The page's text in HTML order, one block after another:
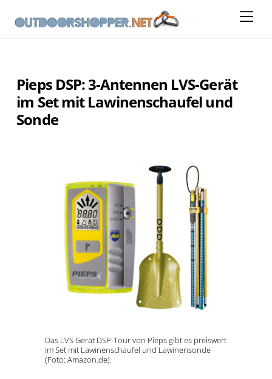
content
Pieps DSP: 3-Antennen LVS-Gerät
im Set mit Lawinenschaufel und
Sonde
Das LVS Gerät DSP-Tour von Pieps gibt es preiswert
im Set mit Lawinenschaufel und Lawinensonde
(Foto: Amazon.de).